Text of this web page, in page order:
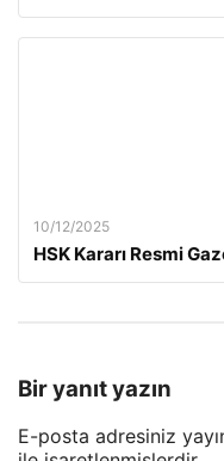
10/12/2025
HSK Kararı Resmi
Bir yanıt yazın
E-posta adresiniz